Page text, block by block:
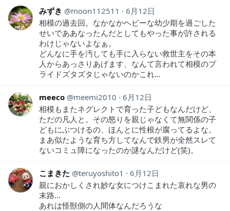
みずき moon112511
6月12日
相模の過去回。なかなかヘビーな幼少期を過ごした
せいでああなったんだとしてもやった事が許される
わけじゃないよなぁ。
どんなに手を汚しても手に入らない救世主をその本
人からあっさりあげます、なんて言われて相模のプ
ライドズタズタじゃないのかこれ…
meeco meemi2010
6月12日
相模もまたネグレクトで育った子どもなんだけど、
ただの凡人と。その怒りを親じゃなくて無関係の子
どもにぶつけるの、ほんとに性根が腐ってるよな。
まあ似たような育ち方してなんで鉄男が全然スレて
ないコミュ障になったのか謎なんだけど(笑)。
こまきた teruyoshito1
6月12日
親におかしくされ妙な女につけこまれた哀れな男の
末路…
あれは怪獣側の人間体なんだろうな